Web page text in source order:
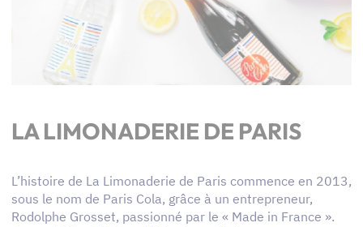
LA LIMONADERIE DE PARIS
L’histoire de La Limonaderie de Paris commence en 2013,
sous le nom de Paris Cola, grâce à un entrepreneur,
Rodolphe Grosset, passionné par le « Made in France ».